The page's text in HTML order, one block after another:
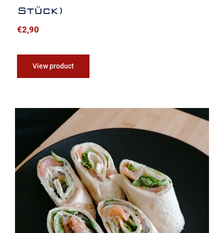
Stück)
€2,90
View product
Lachs Wraps (5 Stück)